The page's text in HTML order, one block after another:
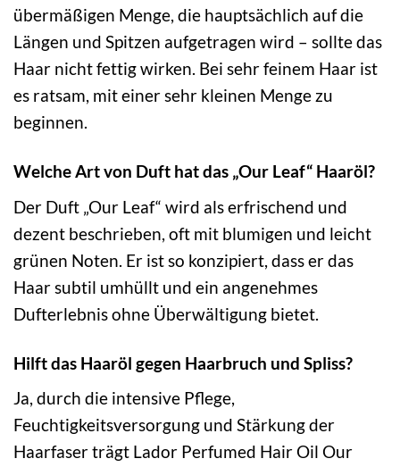
übermäßigen Menge, die hauptsächlich auf die
Längen und Spitzen aufgetragen wird – sollte das
Haar nicht fettig wirken. Bei sehr feinem Haar ist
es ratsam, mit einer sehr kleinen Menge zu
beginnen.
Welche Art von Duft hat das „Our Leaf“ Haaröl?
Der Duft „Our Leaf“ wird als erfrischend und
dezent beschrieben, oft mit blumigen und leicht
grünen Noten. Er ist so konzipiert, dass er das
Haar subtil umhüllt und ein angenehmes
Dufterlebnis ohne Überwältigung bietet.
Hilft das Haaröl gegen Haarbruch und Spliss?
Ja, durch die intensive Pflege,
Feuchtigkeitsversorgung und Stärkung der
Haarfaser trägt Lador Perfumed Hair Oil Our